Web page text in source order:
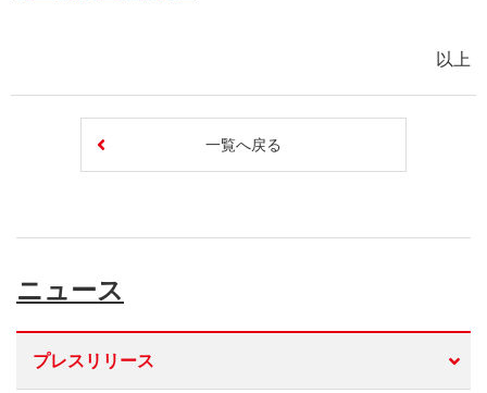
以上
一覧へ戻る
ニュース
プレスリリース